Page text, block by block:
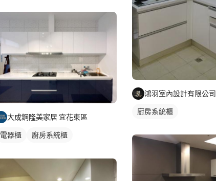
大成鋼隆美家居 宜花東區
電器櫃
廚房系統櫃
鴻羽室內設計有限公司
廚房系統櫃